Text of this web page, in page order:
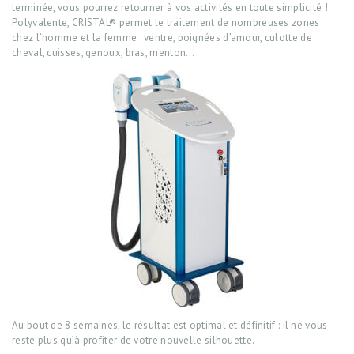
terminée, vous pourrez retourner à vos activités en toute simplicité !
Polyvalente, CRISTAL® permet le traitement de nombreuses zones
chez l’homme et la femme : ventre, poignées d’amour, culotte de
cheval, cuisses, genoux, bras, menton…
Au bout de 8 semaines, le résultat est optimal et définitif : il ne vous
reste plus qu’à profiter de votre nouvelle silhouette.